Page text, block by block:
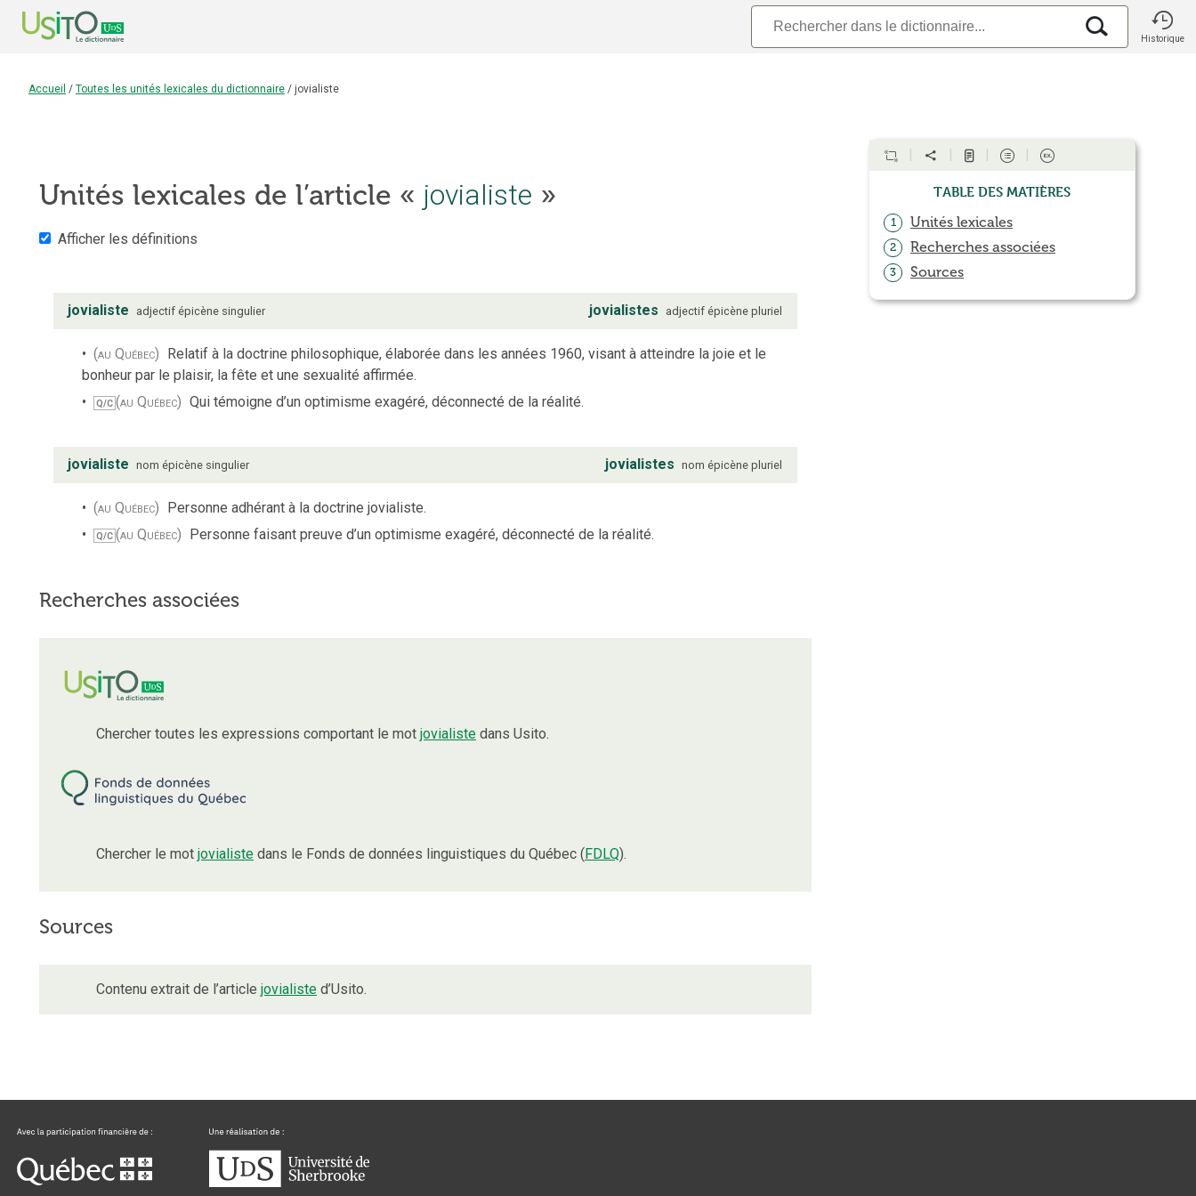
Historique
Accueil / Toutes les unités lexicales du dictionnaire / jovialiste
Unités lexicales de l’article « jovialiste »
Afficher les définitions
jovialiste adjectif épicène singulier jovialistes adjectif épicène pluriel
(au Québec) Relatif à la doctrine philosophique, élaborée dans les années 1960, visant à atteindre la joie et le
bonheur par le plaisir, la fête et une sexualité affirmée.
Q/C (au Québec) Qui témoigne d’un optimisme exagéré, déconnecté de la réalité.
jovialiste nom épicène singulier jovialistes nom épicène pluriel
(au Québec) Personne adhérant à la doctrine jovialiste.
Q/C (au Québec) Personne faisant preuve d’un optimisme exagéré, déconnecté de la réalité.
Recherches associées
Chercher toutes les expressions comportant le mot jovialiste dans Usito.
Chercher le mot jovialiste dans le Fonds de données linguistiques du Québec (FDLQ).
Sources
Contenu extrait de l’article jovialiste d’Usito.
Table des matières
1 Unités lexicales
2 Recherches associées
3 Sources